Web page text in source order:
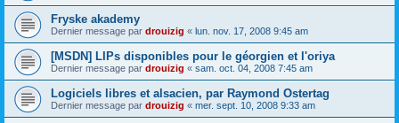
Fryske akademy
Dernier message par drouizig « lun. nov. 17, 2008 9:45 am
[MSDN] LIPs disponibles pour le géorgien et l'oriya
Dernier message par drouizig « sam. oct. 04, 2008 7:45 am
Logiciels libres et alsacien, par Raymond Ostertag
Dernier message par drouizig « mer. sept. 10, 2008 9:33 am